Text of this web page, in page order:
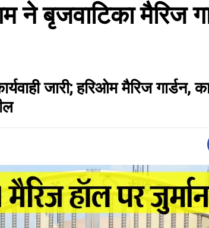
ने बृजवाटिका मैरिज
जारी; हरिओम मैरिज गार्डन,